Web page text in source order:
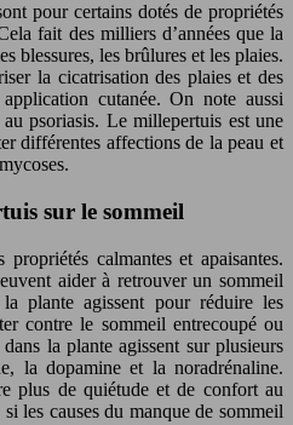
pour certains dotés de propriétés
fait des milliers d’années que la
blessures, les brûlures et les plaies.
la cicatrisation des plaies et des
cutanée. On note aussi
psoriasis. Le millepertuis est une
différentes affections de la peau et
sur le sommeil
calmantes et apaisantes.
aider à retrouver un sommeil
plante agissent pour réduire les
contre le sommeil entrecoupé ou
la plante agissent sur plusieurs
la dopamine et la noradrénaline.
plus de quiétude et de confort au
les causes du manque de sommeil